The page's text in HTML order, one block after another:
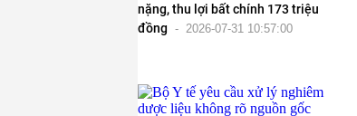
nặng, thu lợi bất chính 173 triệu
đồng - 2026-07-31 10:57:00